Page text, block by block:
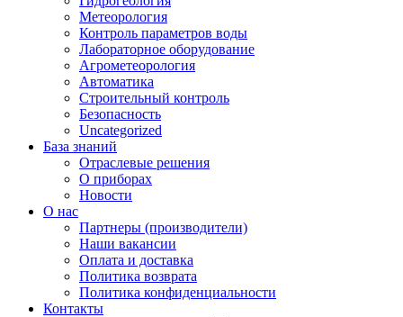
Метеорология
Контроль параметров воды
Лабораторное оборудование
Агрометеорология
Автоматика
Строительный контроль
Безопасность
Uncategorized
База знаний
Отраслевые решения
О приборах
Новости
О нас
Партнеры (производители)
Наши вакансии
Оплата и доставка
Политика возврата
Политика конфиденциальности
Контакты